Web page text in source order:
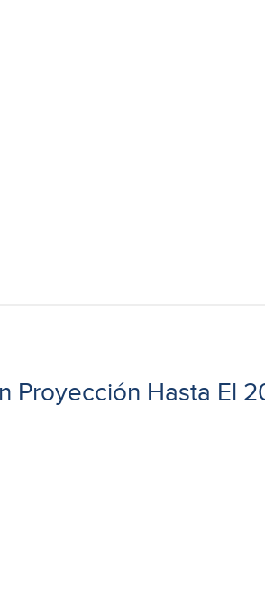
Proyección Hasta El